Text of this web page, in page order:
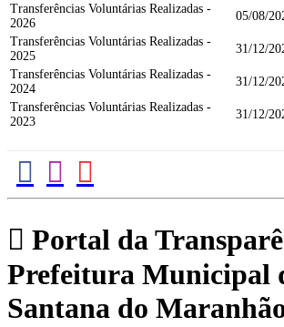
Transferências Voluntárias Realizadas -
2026
05/08/
Transferências Voluntárias Realizadas -
2025
31/12/
Transferências Voluntárias Realizadas -
2024
31/12/
Transferências Voluntárias Realizadas -
2023
31/12/
Portal da
Prefeitura Municipal
Santana do